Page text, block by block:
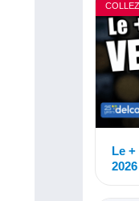
Le
2026